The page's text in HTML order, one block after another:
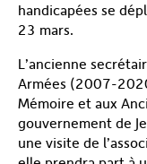
handicapées se
23 mars.
L’ancienne
Armées (2007-
Mémoire et aux
gouvernement de
une visite de